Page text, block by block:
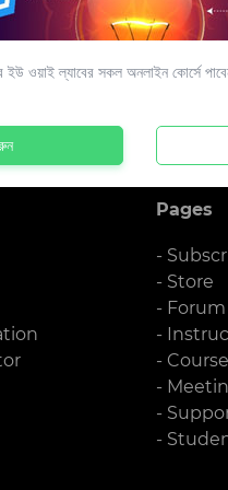
Pages
-
- Store
- Forum
-
-
-
-
-
ওয়াই ল্যাবের সকল অনলাইন কোর্সে